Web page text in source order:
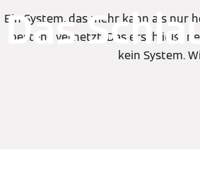
Das
Ein System, das mehr kann als nur
bestens vernetzt. Das erschließt
kein System.